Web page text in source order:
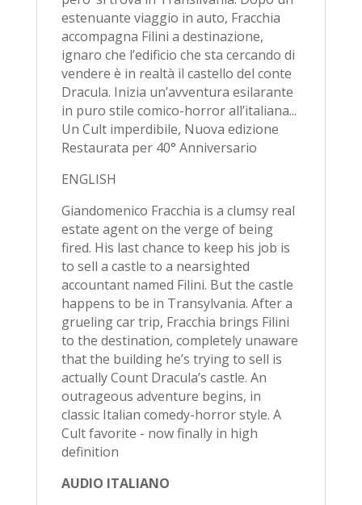
estenuante viaggio in auto, Fracchia
accompagna Filini a destinazione,
ignaro che l’edificio che sta cercando di
vendere è in realtà il castello del conte
Dracula. Inizia un’avventura esilarante
in puro stile comico-horror all’italiana...
Un Cult imperdibile, Nuova edizione
Restaurata per 40° Anniversario
ENGLISH
Giandomenico Fracchia is a clumsy real
estate agent on the verge of being
fired. His last chance to keep his job is
to sell a castle to a nearsighted
accountant named Filini. But the castle
happens to be in Transylvania. After a
grueling car trip, Fracchia brings Filini
to the destination, completely unaware
that the building he’s trying to sell is
actually Count Dracula’s castle. An
outrageous adventure begins, in
classic Italian comedy-horror style. A
Cult favorite - now finally in high
definition
AUDIO ITALIANO